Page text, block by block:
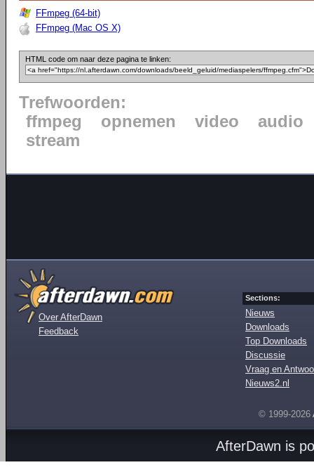
FFmpeg (64-bit)
FFmpeg (Mac OS X)
HTML code om naar deze pagina te linken:
Trefwoorden:
ffmpeg
opnemen video
audio
stream
Over AfterDawn
Feedback
Sections:
Nieuws
Downloads
Top Downloads
Discussie
Vraag en
Nieuws2.nl
© 1999-2026
AfterDawn is